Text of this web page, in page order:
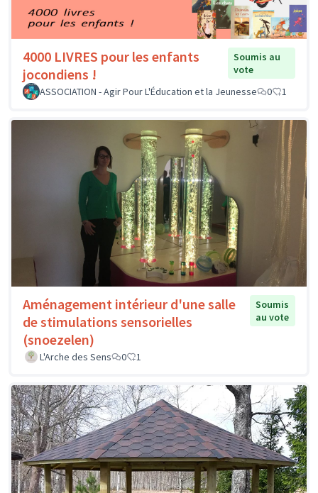
4000 LIVRES pour les enfants
jocondiens !
Soumis au
vote
ASSOCIATION - Agir Pour L'Éducation et la Jeunesse
0 1
Aménagement intérieur d'une salle
de stimulations sensorielles
(snoezelen)
Soumis
au vote
L'Arche des Sens 0 1